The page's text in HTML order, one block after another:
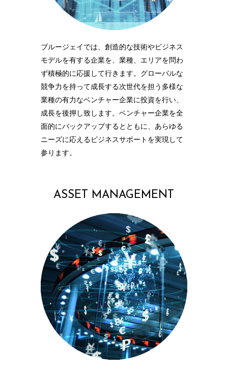
ブルージェイでは、創造的な技術やビジネス
モデルを有する企業を、業種、エリアを問わ
ず積極的に応援して行きます。グローバルな
競争力を持って成長する次世代を担う多様な
業種の有力なベンチャー企業に投資を行い、
成長を後押し致します。ベンチャー企業を全
面的にバックアップするとともに、あらゆる
ニーズに応えるビジネスサポートを実現して
参ります。
ASSET MANAGEMENT